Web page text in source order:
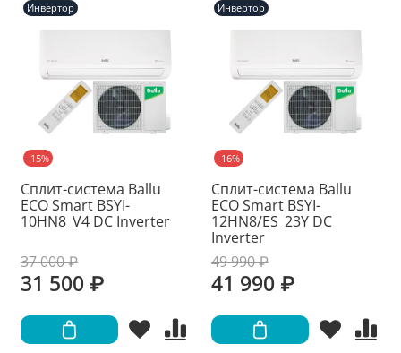
-15%
Инвертор
Сплит-система Ballu
ECO Smart BSYI-
10HN8_V4 DC Inverter
37 000 ₽
31 500 ₽
-16%
Инвертор
Сплит-система Ballu
ECO Smart BSYI-
12HN8/ES_23Y DC
Inverter
49 990 ₽
41 990 ₽